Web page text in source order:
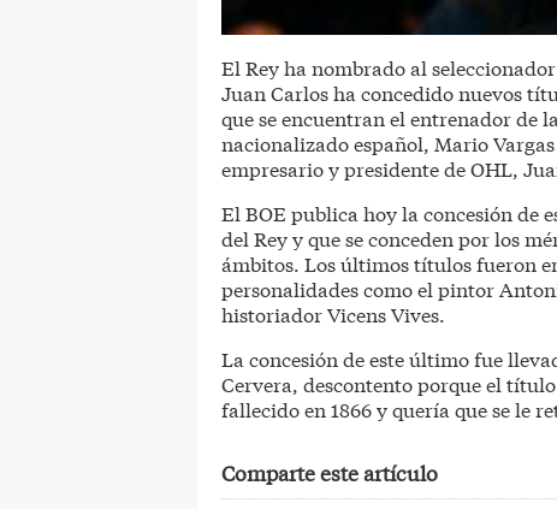
El Rey ha nombrado al
Juan Carlos ha concedido nuevos
que se encuentran el entrenador de
nacionalizado español, Mario
empresario y presidente de OHL,
El BOE publica hoy la concesión de
del Rey y que se conceden por los
ámbitos. Los últimos títulos fueron
personalidades como el pintor
historiador Vicens Vives.
La concesión de este último fue
Cervera, descontento porque el
fallecido en 1866 y quería que se le
Comparte este artículo